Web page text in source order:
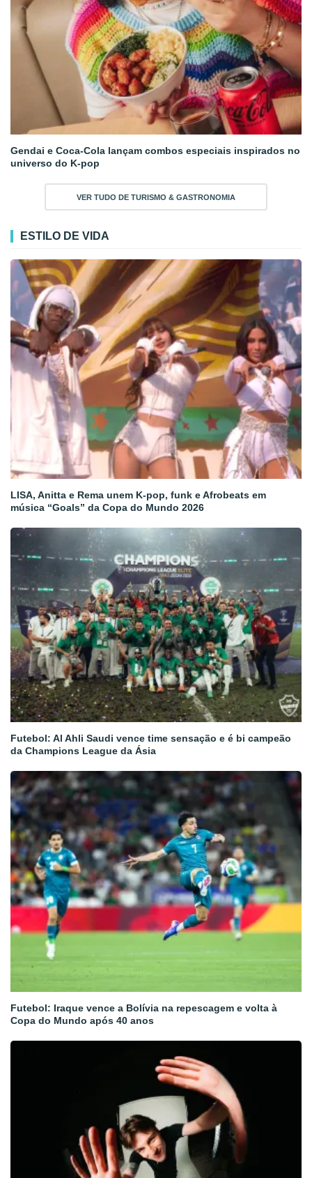
Gendai e Coca-Cola lançam combos especiais inspirados no
universo do K-pop
VER TUDO DE TURISMO & GASTRONOMIA
ESTILO DE VIDA
LISA, Anitta e Rema unem K-pop, funk e Afrobeats em
música “Goals” da Copa do Mundo 2026
Futebol: Al Ahli Saudi vence time sensação e é bi campeão
da Champions League da Ásia
Futebol: Iraque vence a Bolívia na repescagem e volta à
Copa do Mundo após 40 anos